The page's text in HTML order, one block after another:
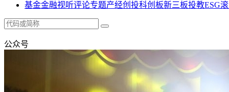
基金金融视听评论专题产经创投科创板新三板投教ESG
公众号